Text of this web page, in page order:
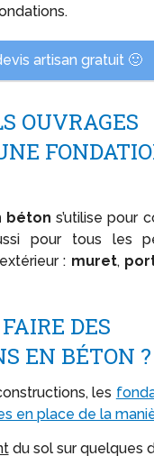
artisan gratuit 🙂
OUVRAGES
béton s’utilise pour
pour tous les
: muret,
DES
EN BÉTON ?
les
en place de la
du sol sur quelques